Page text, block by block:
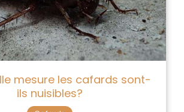
mesure les cafards sont-
ils nuisibles?